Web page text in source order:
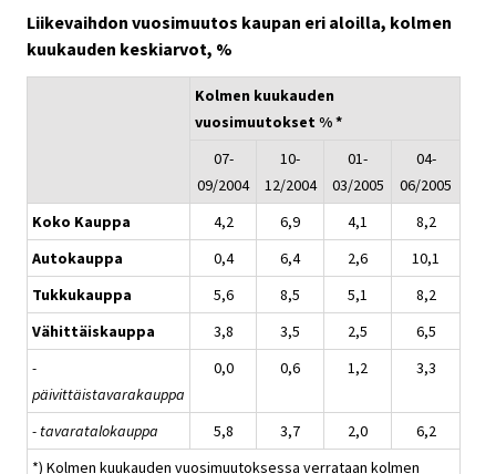
Liikevaihdon vuosimuutos kaupan eri aloilla, kolmen
kuukauden keskiarvot, %
Kolmen kuukauden
vuosimuutokset % *
07-
09/2004
10-
12/2004
01-
03/2005
04-
06/2005
Koko Kauppa
4,2 6,9 4,1
8,2
Autokauppa
0,4 6,4 2,6
10,1
Tukkukauppa
5,6 8,5 5,1
8,2
Vähittäiskauppa
3,8 3,5 2,5
6,5
-
päivittäistavarakauppa
0,0 0,6 1,2 3,3
- tavaratalokauppa 5,8 3,7 2,0
6,2
*) Kolmen kuukauden vuosimuutoksessa verrataan kolmen